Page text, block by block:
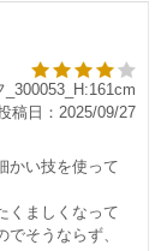
_300053_H:161cm
稿日：2025/09/27
かい技を使って
くましくなって
そうならず、